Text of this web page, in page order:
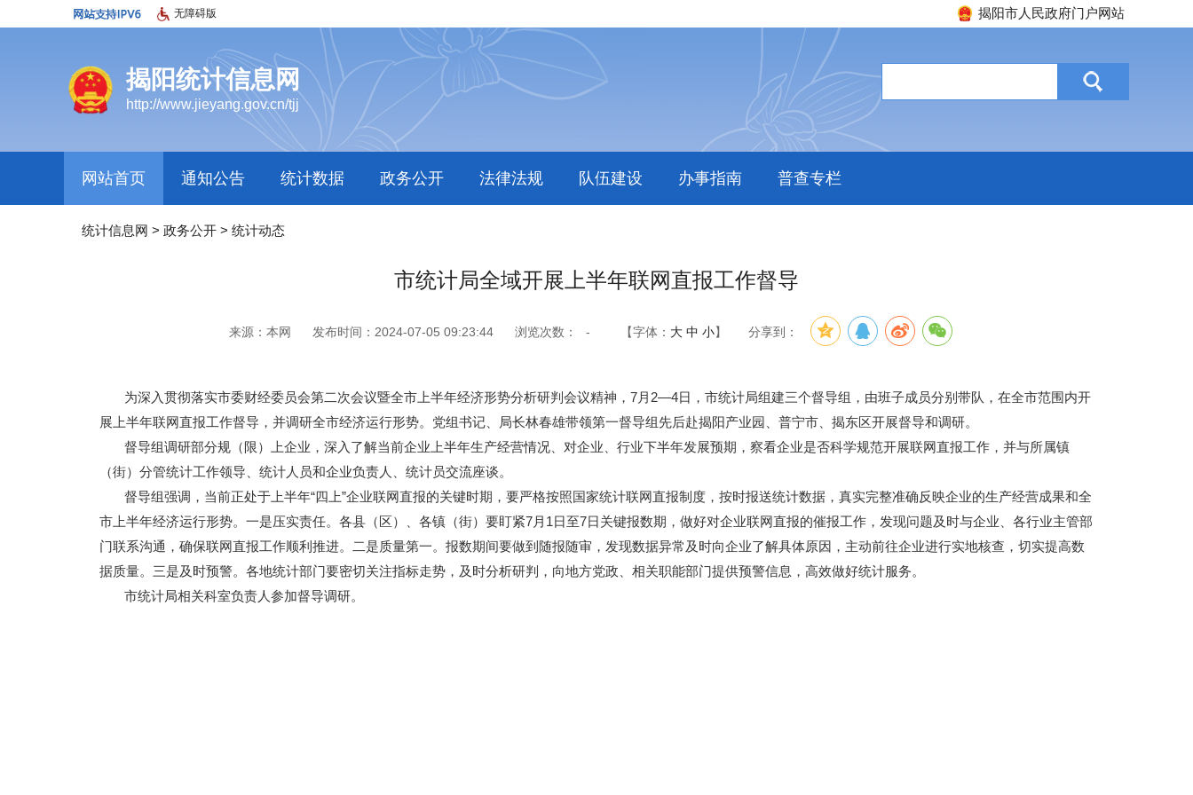
无障碍版 揭阳市人民政府门户网站
揭阳统计信息网
http://www.jieyang.gov.cn/tjj
网站首页 通知公告 统计数据 政务公开 法律法规 队伍建设 办事指南 普查专栏
统计信息网 > 政务公开 > 统计动态
市统计局全域开展上半年联网直报工作督导
来源：本网 发布时间：2024-07-05 09:23:44 浏览次数： - 【字体： 大 中 小】 分享到：
为深入贯彻落实市委财经委员会第二次会议暨全市上半年经济形势分析研判会议精神，7月2—4日，市统计局组建三个督导组，由班子成员分别带队，在全市范围内开
展上半年联网直报工作督导，并调研全市经济运行形势。党组书记、局长林春雄带领第一督导组先后赴揭阳产业园、普宁市、揭东区开展督导和调研。
督导组调研部分规（限）上企业，深入了解当前企业上半年生产经营情况、对企业、行业下半年发展预期，察看企业是否科学规范开展联网直报工作，并与所属镇
（街）分管统计工作领导、统计人员和企业负责人、统计员交流座谈。
督导组强调，当前正处于上半年“四上”企业联网直报的关键时期，要严格按照国家统计联网直报制度，按时报送统计数据，真实完整准确反映企业的生产经营成果和全
市上半年经济运行形势。一是压实责任。各县（区）、各镇（街）要盯紧7月1日至7日关键报数期，做好对企业联网直报的催报工作，发现问题及时与企业、各行业主管部
门联系沟通，确保联网直报工作顺利推进。二是质量第一。报数期间要做到随报随审，发现数据异常及时向企业了解具体原因，主动前往企业进行实地核查，切实提高数
据质量。三是及时预警。各地统计部门要密切关注指标走势，及时分析研判，向地方党政、相关职能部门提供预警信息，高效做好统计服务。
市统计局相关科室负责人参加督导调研。